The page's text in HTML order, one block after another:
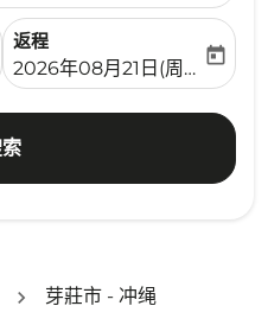
aria-label
返程
fc-booking-return-date-
2026年08月21日(周五)
today
芽莊市 - 冲绳